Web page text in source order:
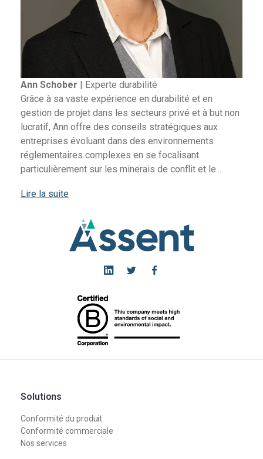
Ann Schober
Experte durabilité
Grâce à sa vaste expérience en durabilité et en
gestion de projet dans les secteurs privé et à but non
lucratif, Ann offre des conseils stratégiques aux
entreprises évoluant dans des environnements
réglementaires complexes en se focalisant
particulièrement sur les minerais de conflit et le...
Lire la suite
Solutions
Conformité du produit
Conformité commerciale
Nos services